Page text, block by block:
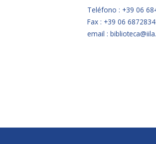
Teléfono : +39 06
Fax : +39 06 6872834
email :